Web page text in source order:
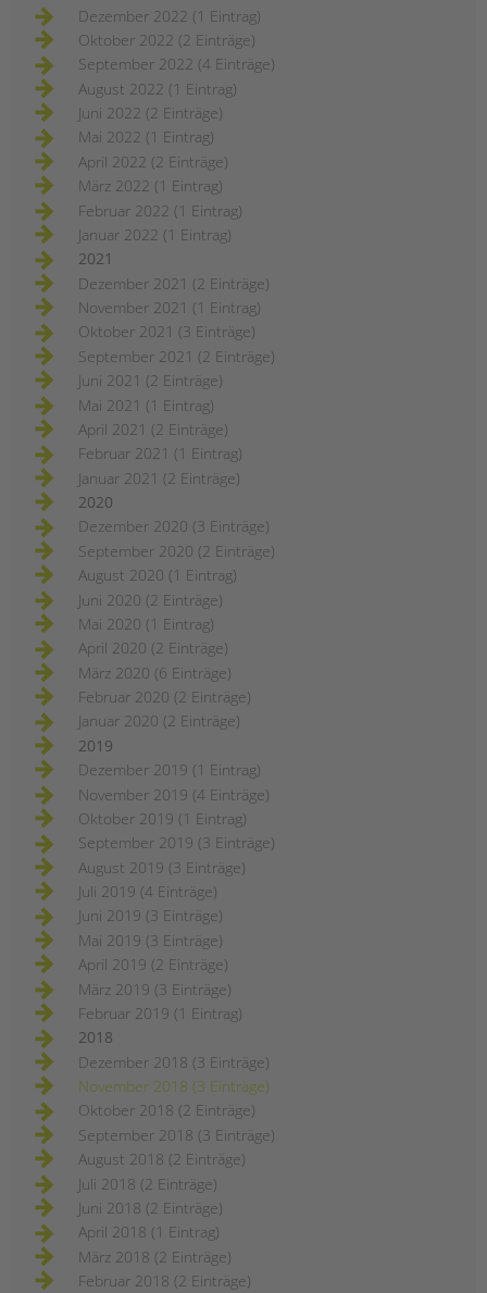
Dezember 2022 (1 Eintrag)
Oktober 2022 (2 Einträge)
September 2022 (4 Einträge)
August 2022 (1 Eintrag)
Juni 2022 (2 Einträge)
Mai 2022 (1 Eintrag)
April 2022 (2 Einträge)
März 2022 (1 Eintrag)
Februar 2022 (1 Eintrag)
Januar 2022 (1 Eintrag)
2021
Dezember 2021 (2 Einträge)
November 2021 (1 Eintrag)
Oktober 2021 (3 Einträge)
September 2021 (2 Einträge)
Juni 2021 (2 Einträge)
Mai 2021 (1 Eintrag)
April 2021 (2 Einträge)
Februar 2021 (1 Eintrag)
Januar 2021 (2 Einträge)
2020
Dezember 2020 (3 Einträge)
September 2020 (2 Einträge)
August 2020 (1 Eintrag)
Juni 2020 (2 Einträge)
Mai 2020 (1 Eintrag)
April 2020 (2 Einträge)
März 2020 (6 Einträge)
Februar 2020 (2 Einträge)
Januar 2020 (2 Einträge)
2019
Dezember 2019 (1 Eintrag)
November 2019 (4 Einträge)
Oktober 2019 (1 Eintrag)
September 2019 (3 Einträge)
August 2019 (3 Einträge)
Juli 2019 (4 Einträge)
Juni 2019 (3 Einträge)
Mai 2019 (3 Einträge)
April 2019 (2 Einträge)
März 2019 (3 Einträge)
Februar 2019 (1 Eintrag)
2018
Dezember 2018 (3 Einträge)
November 2018 (3 Einträge)
Oktober 2018 (2 Einträge)
September 2018 (3 Einträge)
August 2018 (2 Einträge)
Juli 2018 (2 Einträge)
Juni 2018 (2 Einträge)
April 2018 (1 Eintrag)
März 2018 (2 Einträge)
Februar 2018 (2 Einträge)